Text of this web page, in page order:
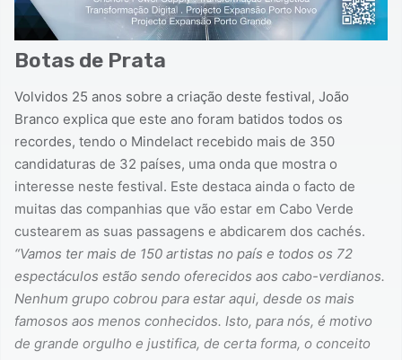
Botas de Prata
Volvidos 25 anos sobre a criação deste festival, João
Branco explica que este ano foram batidos todos os
recordes, tendo o Mindelact recebido mais de 350
candidaturas de 32 países, uma onda que mostra o
interesse neste festival. Este destaca ainda o facto de
muitas das companhias que vão estar em Cabo Verde
custearem as suas passagens e abdicarem dos cachés.
“Vamos ter mais de 150 artistas no país e todos os 72
espectáculos estão sendo oferecidos aos cabo-verdianos.
Nenhum grupo cobrou para estar aqui, desde os mais
famosos aos menos conhecidos. Isto, para nós, é motivo
de grande orgulho e justifica, de certa forma, o conceito